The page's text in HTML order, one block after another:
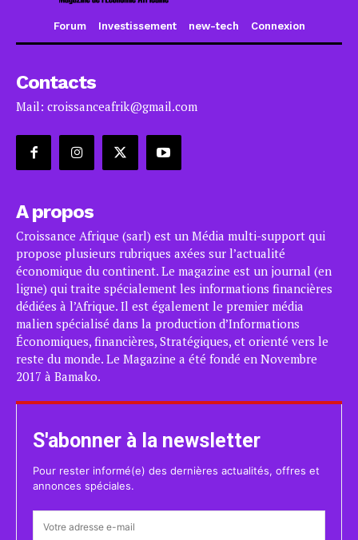
Forum Investissement new-tech Connexion
Contacts
Mail: croissanceafrik@gmail.com
A propos
Croissance Afrique (sarl) est un Média multi-support qui
propose plusieurs rubriques axées sur l’actualité
économique du continent. Le magazine est un journal (en
ligne) qui traite spécialement les informations financières
dédiées à l’Afrique. Il est également le premier média
malien spécialisé dans la production d’Informations
Économiques, financières, Stratégiques, et orienté vers le
reste du monde. Le Magazine a été fondé en Novembre
2017 à Bamako.
S'abonner à la newsletter
Pour rester informé(e) des dernières actualités, offres et
annonces spéciales.